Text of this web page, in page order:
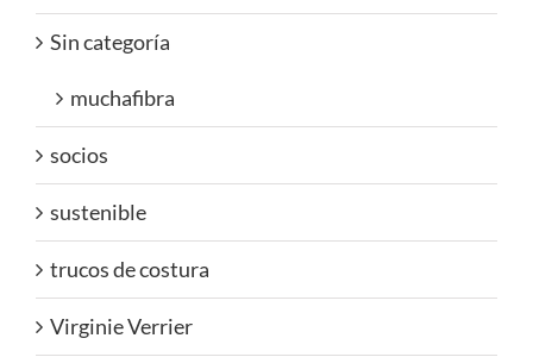
Sin categoría
muchafibra
socios
sustenible
trucos de costura
Virginie Verrier